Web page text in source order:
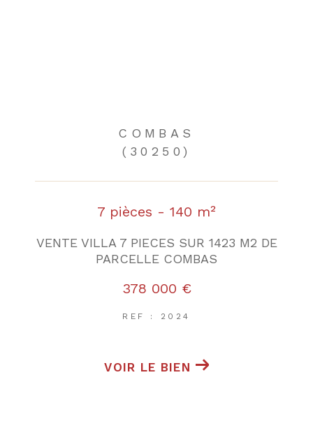
COMBAS
(30250)
7 pièces - 140 m²
VENTE VILLA 7 PIECES SUR 1423 M2 DE
PARCELLE COMBAS
378 000 €
REF : 2024
VOIR LE BIEN